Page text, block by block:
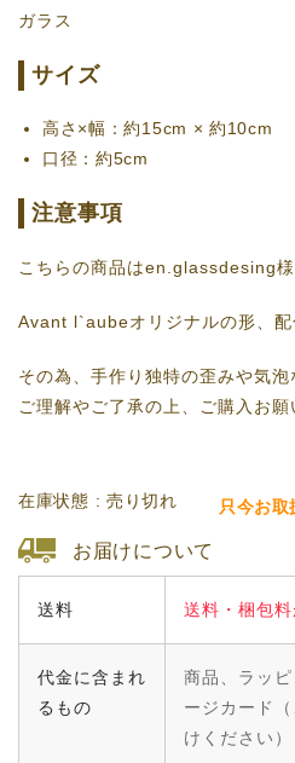
ガラス
サイズ
高さ×幅：約15cm × 約10cm
口径：約5cm
注意事項
こちらの商品はen.glassdesing様
Avant l`aubeオリジナルの形、配
その為、手作り独特の歪みや気泡
ご理解やご了承の上、ご購入お願
在庫状態 : 売り切れ 只今お取
お届けについて
送料 送料・梱包料
代金に含まれ
るもの
商品、ラッ
ージカード
けください）